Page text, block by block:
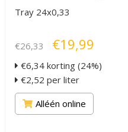
Tray 24x0,33
€26,33 €19,99
€6,34 korting (24%)
€2,52 per liter
Alléén online